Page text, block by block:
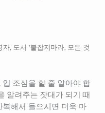
, 도서 '붙잡지마라, 모든 것
조심을 할 줄 알아야 합
알려주는 잣대가 되기 때
해서 들으시면 더욱 마